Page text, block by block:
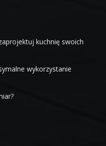
kuchnię swoich
wykorzystanie